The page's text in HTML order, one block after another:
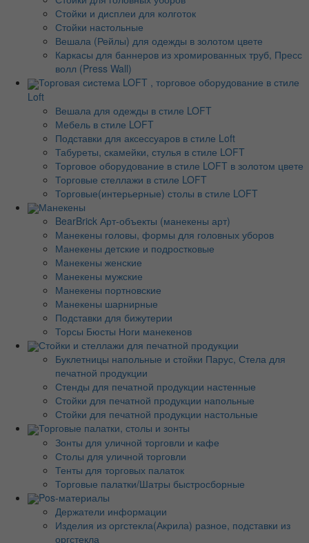
Стойки и дисплеи для колготок
Стойки настольные
Вешала (Рейлы) для одежды в золотом цвете
Каркасы для баннеров из хромированных труб, Пресс
волл (Press Wall)
Торговая система LOFT , торговое оборудование в стиле
Loft
Вешала для одежды в стиле LOFT
Мебель в стиле LOFT
Подставки для аксессуаров в стиле Loft
Табуреты, скамейки, стулья в стиле LOFT
Торговое оборудование в стиле LOFT в золотом цвете
Торговые стеллажи в стиле LOFT
Торговые(интерьерные) столы в стиле LOFT
Манекены
BearBrick Арт-объекты (манекены арт)
Манекены головы, формы для головных уборов
Манекены детские и подростковые
Манекены женские
Манекены мужские
Манекены портновские
Манекены шарнирные
Подставки для бижутерии
Торсы Бюсты Ноги манекенов
Стойки и стеллажи для печатной продукции
Буклетницы напольные и стойки Парус, Стела для
печатной продукции
Стенды для печатной продукции настенные
Стойки для печатной продукции напольные
Стойки для печатной продукции настольные
Торговые палатки, столы и зонты
Зонты для уличной торговли и кафе
Столы для уличной торговли
Тенты для торговых палаток
Торговые палатки/Шатры быстросборные
Pos-материалы
Держатели информации
Изделия из оргстекла(Акрила) разное, подставки из
оргстекла